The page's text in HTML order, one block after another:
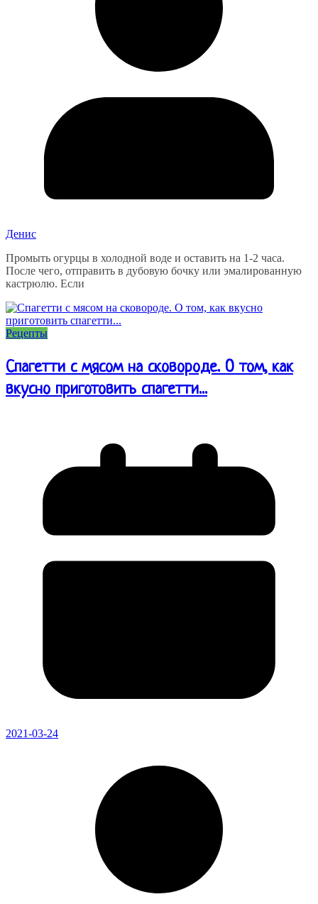
Денис
Промыть огурцы в холодной воде и оставить на 1-2 часа.
После чего, отправить в дубовую бочку или эмалированную
кастрюлю. Если
Рецепты
Спагетти с мясом на сковороде. О том, как
вкусно приготовить спагетти...
2021-03-24